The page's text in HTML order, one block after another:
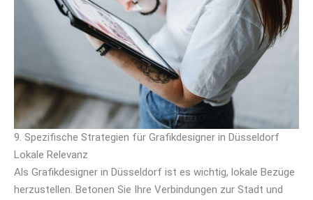
9. Spezifische Strategien für Grafikdesigner in Düsseldorf
Lokale Relevanz
Als Grafikdesigner in Düsseldorf ist es wichtig, lokale Bezüge
herzustellen. Betonen Sie Ihre Verbindungen zur Stadt und